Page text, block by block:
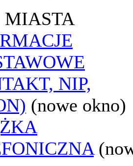
MIASTA
NIP,
(nowe okno)